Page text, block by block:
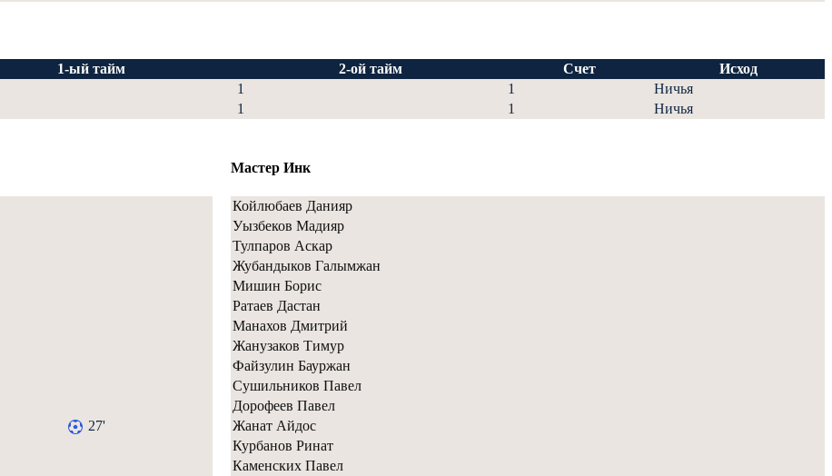
1-ый тайм 2-ой тайм Счет
Исход
1 1
Ничья
1 1 Ничья
27'
Мастер Инк
Койлюбаев Данияр
Уызбеков Мадияр
Тулпаров Аскар
Жубандыков Галымжан
Мишин Борис
Ратаев Дастан
Манахов Дмитрий
Жанузаков Тимур
Файзулин Бауржан
Сушильников Павел
Дорофеев Павел
Жанат Айдос
Курбанов Ринат
Каменских Павел